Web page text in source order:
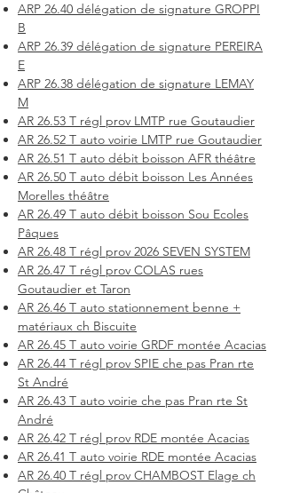
ARP 26.40 délégation de signature GROPPI
B
ARP 26.39 délégation de signature PEREIRA
E
ARP 26.38 délégation de signature LEMAY
M
AR 26.53 T régl prov LMTP rue Goutaudier
AR 26.52 T auto voirie LMTP rue Goutaudier
AR 26.51 T auto débit boisson AFR théâtre
AR 26.50 T auto débit boisson Les Années
Morelles théâtre
AR 26.49 T auto débit boisson Sou Ecoles
Pâques
AR 26.48 T régl prov 2026 SEVEN SYSTEM
AR 26.47 T régl prov COLAS rues
Goutaudier et Taron
AR 26.46 T auto stationnement benne +
matériaux ch Biscuite
AR 26.45 T auto voirie GRDF montée Acacias
AR 26.44 T régl prov SPIE che pas Pran rte
St André
AR 26.43 T auto voirie che pas Pran rte St
André
AR 26.42 T régl prov RDE montée Acacias
AR 26.41 T auto voirie RDE montée Acacias
AR 26.40 T régl prov CHAMBOST Elage ch